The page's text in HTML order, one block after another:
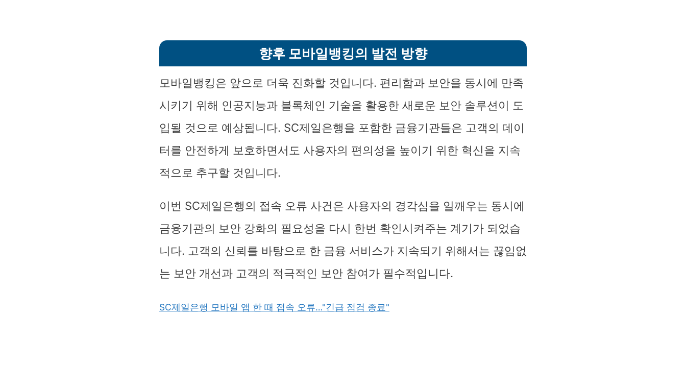
향후 모바일뱅킹의 발전 방향
모바일뱅킹은 앞으로 더욱 진화할 것입니다. 편리함과 보안을 동시에 만족
시키기 위해 인공지능과 블록체인 기술을 활용한 새로운 보안 솔루션이 도
입될 것으로 예상됩니다. SC제일은행을 포함한 금융기관들은 고객의 데이
터를 안전하게 보호하면서도 사용자의 편의성을 높이기 위한 혁신을 지속
적으로 추구할 것입니다.
이번 SC제일은행의 접속 오류 사건은 사용자의 경각심을 일깨우는 동시에
금융기관의 보안 강화의 필요성을 다시 한번 확인시켜주는 계기가 되었습
니다. 고객의 신뢰를 바탕으로 한 금융 서비스가 지속되기 위해서는 끊임없
는 보안 개선과 고객의 적극적인 보안 참여가 필수적입니다.
SC제일은행 모바일 앱 한 때 접속 오류…"긴급 점검 종료"